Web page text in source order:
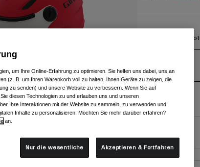
Mattes Rot
Größe
Small
Small
um Ihre Online-Erfahrung zu optimieren. Sie helfen uns dabei, uns an
(z. B. um Ihren Warenkorb voll zu halten, Ihnen Geräte zu zeigen, die
zu senden) und unsere Website zu verbessern. Wenn Sie auf
diesen Technologien zu und erlauben uns und unseren
Ihre Interaktionen mit der Website zu sammeln, zu verwenden und
Inhalte zu personalisieren. Möchten Sie mehr darüber erfahren?
an.
Nur die wesentliche Akzeptieren & Fortfahren